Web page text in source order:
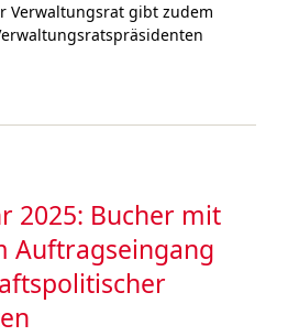
Ver­wal­tungs­rat gibt zudem
2025: Bucher mit
Auf­trags­ein­gang